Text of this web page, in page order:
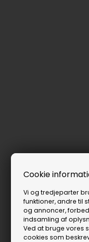
Cookie
Vi og tredjeparter
funktioner, andre til
og annoncer,
indsamling af
Ved at bruge vores
cookies som